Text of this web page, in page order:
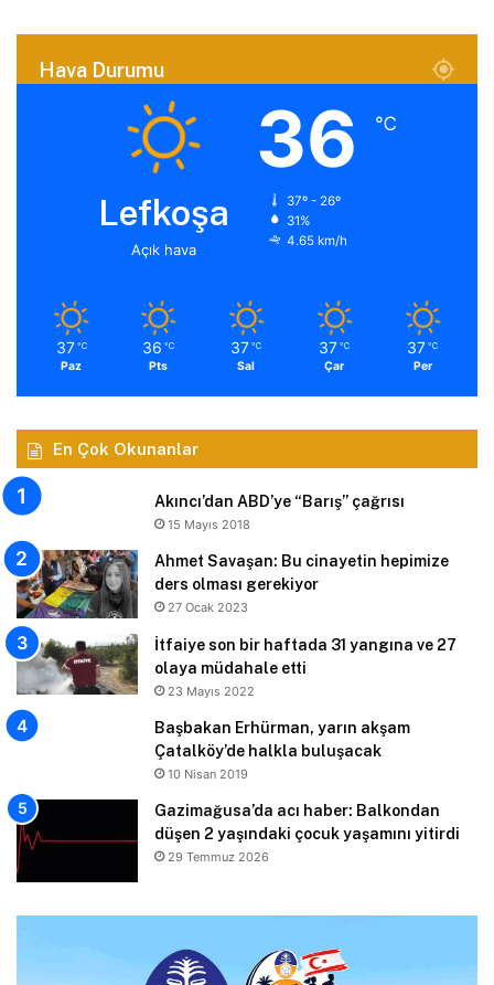
Hava Durumu
Lefkoşa
Açık hava
36 ℃
37º - 26º
31%
4.65 km/h
37 ℃
Paz
36 ℃
Pts
37 ℃
Sal
37 ℃
Çar
37 ℃
Per
En Çok Okunanlar
Akıncı’dan ABD’ye “Barış” çağrısı
15 Mayıs 2018
Ahmet Savaşan: Bu cinayetin hepimize
ders olması gerekiyor
27 Ocak 2023
İtfaiye son bir haftada 31 yangına ve 27
olaya müdahale etti
23 Mayıs 2022
Başbakan Erhürman, yarın akşam
Çatalköy’de halkla buluşacak
10 Nisan 2019
Gazimağusa’da acı haber: Balkondan
düşen 2 yaşındaki çocuk yaşamını yitirdi
29 Temmuz 2026